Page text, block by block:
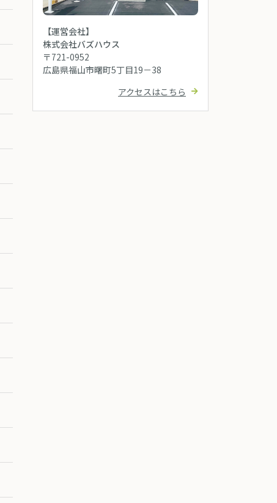
【運営会社】
株式会社バズハウス
〒721-0952
広島県福山市曙町5丁目19－38
アクセスはこちら